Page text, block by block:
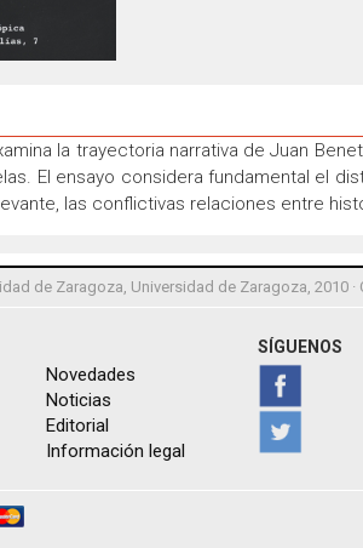
la trayectoria narrativa de Juan
El ensayo considera fundamental el
las conflictivas relaciones entre
de Zaragoza, Universidad de Zaragoza, 2010 ·
Novedades
Noticias
Editorial
Información legal
SÍGUENOS